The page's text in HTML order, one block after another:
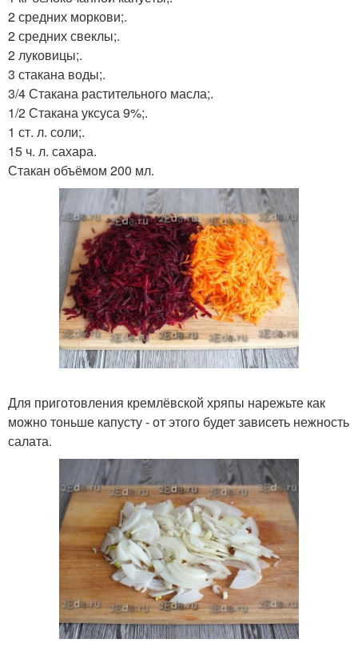
2 средних моркови;.
2 средних свеклы;.
2 луковицы;.
3 стакана воды;.
3/4 Стакана растительного масла;.
1/2 Стакана уксуса 9%;.
1 ст. л. соли;.
15 ч. л. сахара.
Стакан объёмом 200 мл.
Для приготовления кремлёвской хряпы нарежьте как
можно тоньше капусту - от этого будет зависеть нежность
салата.